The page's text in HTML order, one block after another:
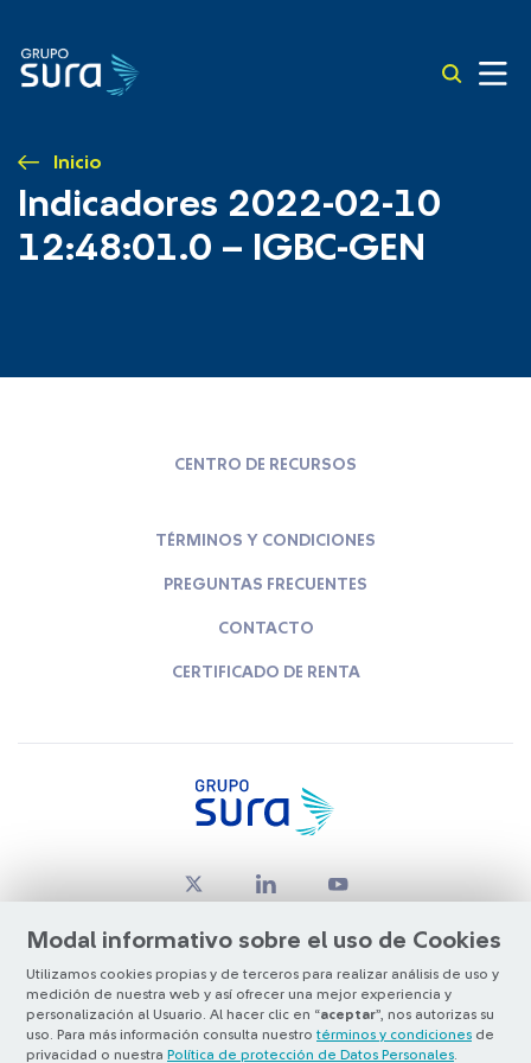
Inicio
Indicadores 2022-02-10
12:48:01.0 – IGBC-GEN
Modal informativo sobre el uso de Cookies
Utilizamos cookies propias y de terceros para realizar análisis de uso y
medición de nuestra web y así ofrecer una mejor experiencia y
personalización al Usuario. Al hacer clic en “aceptar”, nos autorizas su
uso. Para más información consulta nuestro términos y condiciones de
privacidad o nuestra Política de protección de Datos Personales
CENTRO DE RECURSOS
TÉRMINOS Y CONDICIONES
PREGUNTAS FRECUENTES
CONTACTO
CERTIFICADO DE RENTA
© Copyright Grupo SURA 2026